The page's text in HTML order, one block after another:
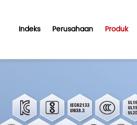
Indeks Perusahaan Produk